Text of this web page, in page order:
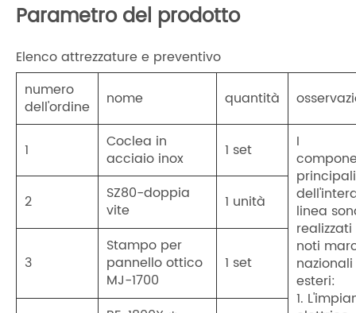
Parametro del prodotto
Elenco attrezzature e preventivo
numero
dell'ordine
nome quantità
1
Coclea in
acciaio inox
1 set
I
principali
linea
noti
esteri:
1.
2
SZ80-doppia
vite
1 unità
3
Stampo per
pannello ottico
MJ-1700
1 set